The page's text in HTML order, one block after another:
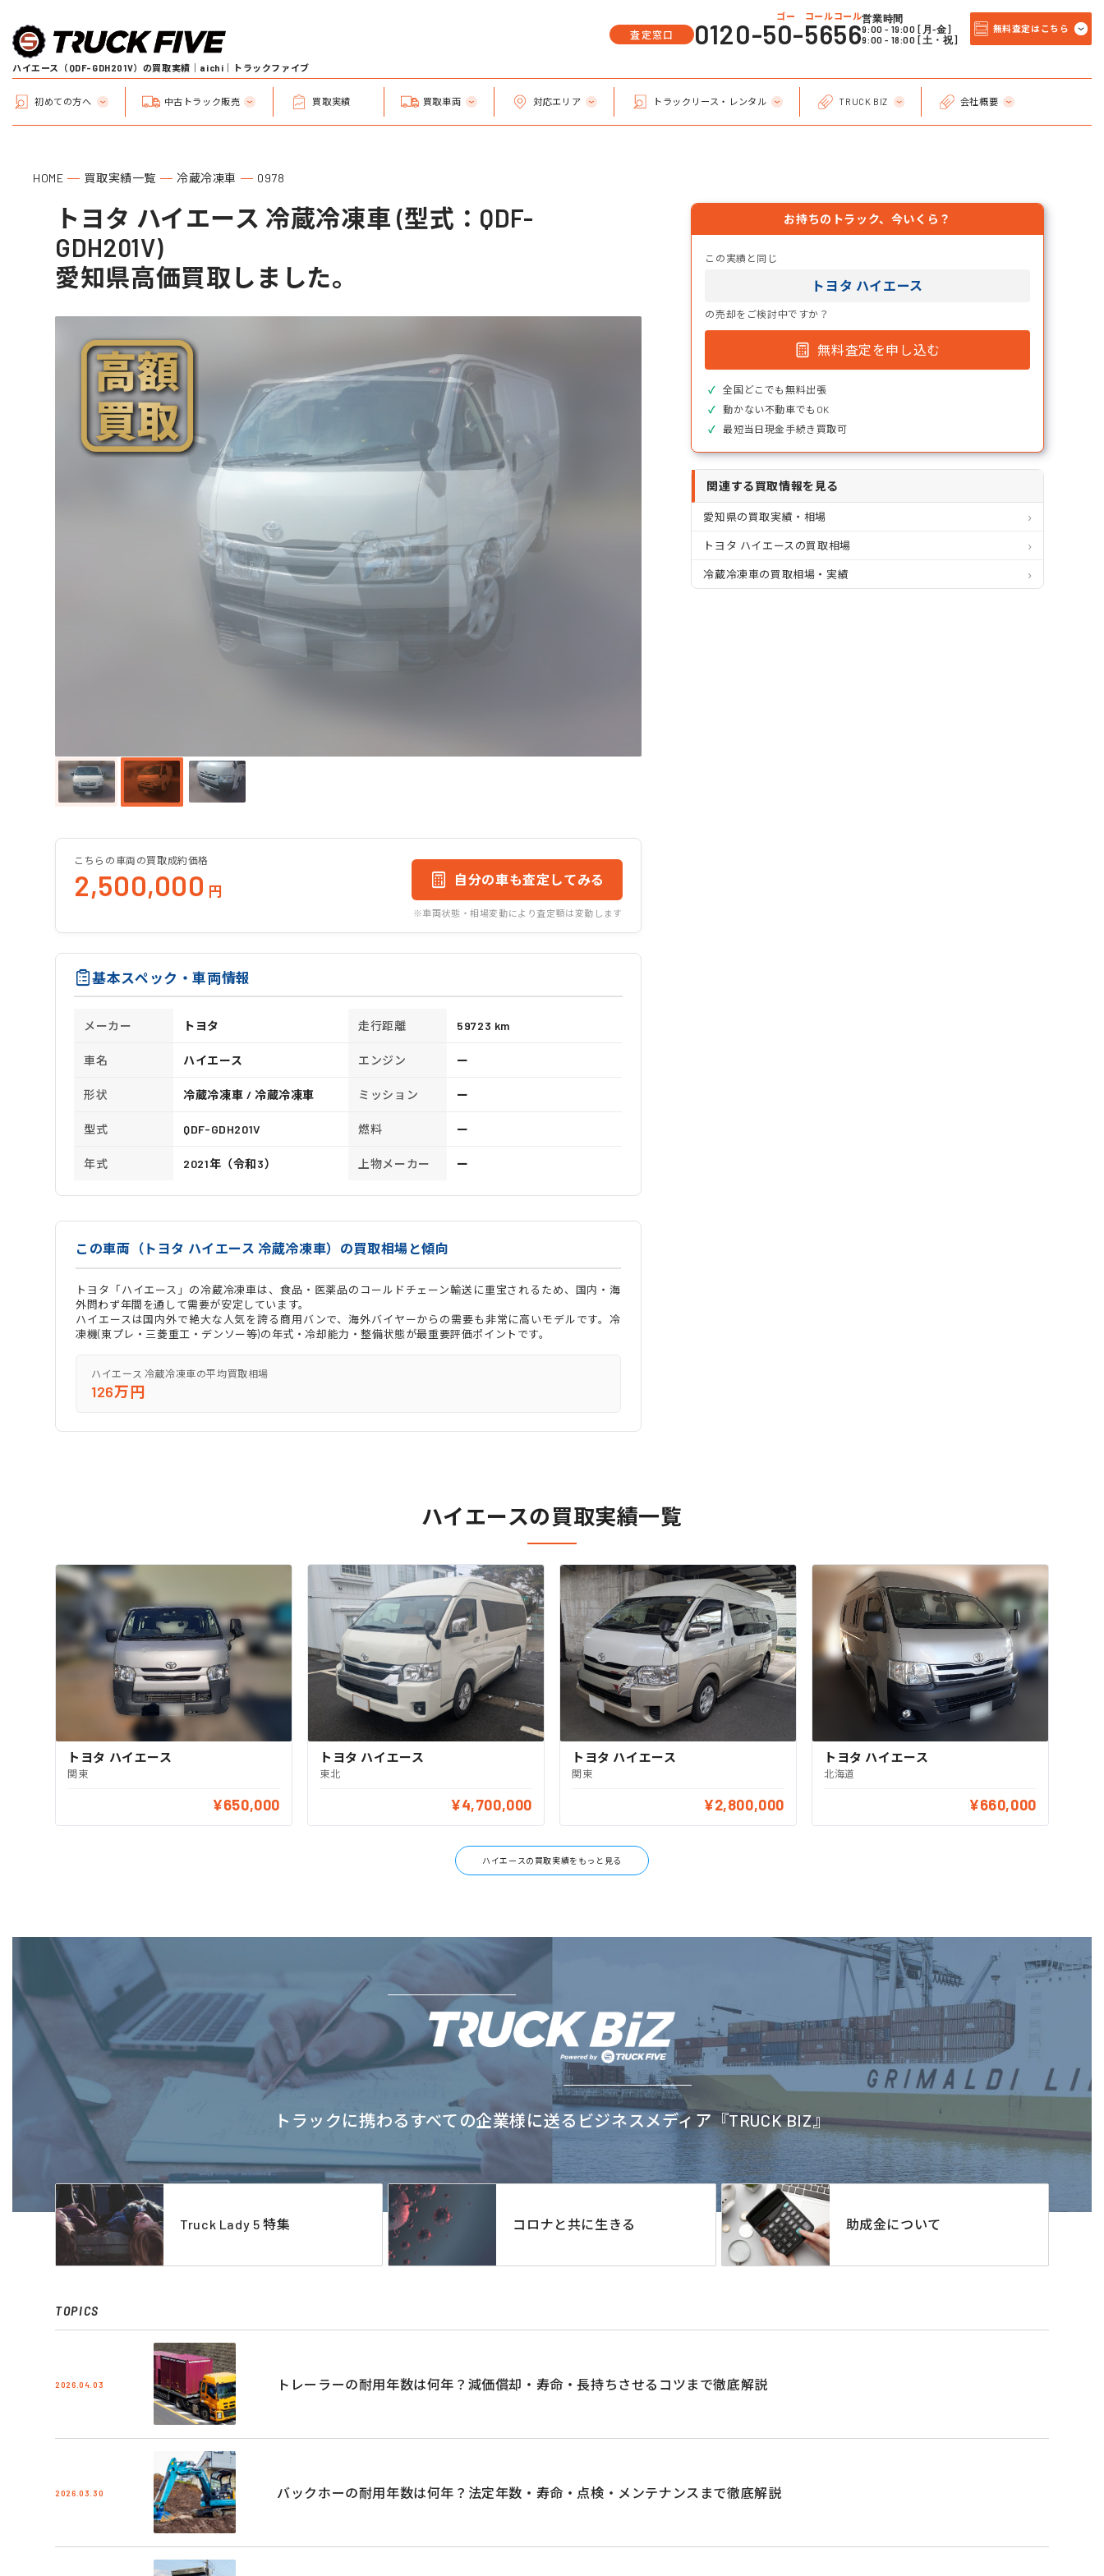
ハイエース（QDF-GDH201V）の買取実績｜aichi｜トラックファイブ
査定窓口
ゴー コールコール
0120-50-5656営業時間
9:00 - 19:00 [月-金]
9:00 - 18:00 [土・祝]
無料査定はこちら
初めての方へ 中古トラック販売 買取実績 買取車両 対応エリア トラックリース・レンタル TRUCK BIZ 会社概要
HOME 買取実績一覧 冷蔵冷凍車 0978
トヨタ ハイエース 冷蔵冷凍車 (型式：QDF-
GDH201V)
愛知県高価買取しました。
こちらの車両の買取成約価格
2,500,000 円
自分の車も査定してみる
※車両状態・相場変動により査定額は変動します
基本スペック・車両情報
メーカー トヨタ 走行距離 59723 km
車名 ハイエース エンジン ー
形状 冷蔵冷凍車 / 冷蔵冷凍車 ミッション ー
型式 QDF-GDH201V 燃料 ー
年式 2021年（令和3） 上物メーカー ー
この車両（トヨタ ハイエース 冷蔵冷凍車）の買取相場と傾向
トヨタ「ハイエース」の冷蔵冷凍車は、食品・医薬品のコールドチェーン輸送に重宝されるため、国内・海
外問わず年間を通して需要が安定しています。
ハイエースは国内外で絶大な人気を誇る商用バンで、海外バイヤーからの需要も非常に高いモデルです。冷
凍機(東プレ・三菱重工・デンソー等)の年式・冷却能力・整備状態が最重要評価ポイントです。
ハイエース 冷蔵冷凍車の平均買取相場
126万円
お持ちのトラック、今いくら？
この実績と同じ
トヨタ ハイエース
の売却をご検討中ですか？
無料査定を申し込む
全国どこでも無料出張
動かない不動車でもOK
最短当日現金手続き買取可
関連する買取情報を見る
愛知県の買取実績・相場
トヨタ ハイエースの買取相場
冷蔵冷凍車の買取相場・実績
ハイエースの買取実績一覧
トヨタ ハイエース
関東
¥650,000
トヨタ ハイエース
東北
¥4,700,000
トヨタ ハイエース
関東
¥2,800,000
トヨタ ハイエース
北海道
¥660,000
ハイエースの買取実績をもっと見る
トラックに携わるすべての企業様に送るビジネスメディア『TRUCK BIZ』
Truck Lady 5 特集 コロナと共に生きる 助成金について
TOPICS
2026.04.03 トレーラーの耐用年数は何年？減価償却・寿命・長持ちさせるコツまで徹底解説
2026.03.30 バックホーの耐用年数は何年？法定年数・寿命・点検・メンテナンスまで徹底解説